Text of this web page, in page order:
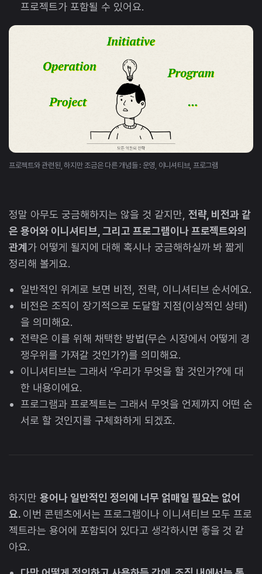
프로젝트가 포함될 수 있어요.
프로젝트와 관련된, 하지만 조금은 다른 개념들 : 운영, 이니셔티브, 프로그램
정말 아무도 궁금해하지는 않을 것 같지만, 전략, 비전과 같
은 용어와 이니셔티브, 그리고 프로그램이나 프로젝트와의
관계가 어떻게 될지에 대해 혹시나 궁금해하실까 봐 짧게
정리해 볼게요.
일반적인 위계로 보면 비전, 전략, 이니셔티브 순서에요.
비전은 조직이 장기적으로 도달할 지점(이상적인 상태)
을 의미해요.
전략은 이를 위해 채택한 방법(무슨 시장에서 어떻게 경
쟁우위를 가져갈 것인가?)를 의미해요.
이니셔티브는 그래서 ‘우리가 무엇을 할 것인가?’에 대
한 내용이에요.
프로그램과 프로젝트는 그래서 무엇을 언제까지 어떤 순
서로 할 것인지를 구체화하게 되겠죠.
하지만 용어나 일반적인 정의에 너무 얽매일 필요는 없어
요. 이번 콘텐츠에서는 프로그램이나 이니셔티브 모두 프로
젝트라는 용어에 포함되어 있다고 생각하시면 좋을 것 같
아요.